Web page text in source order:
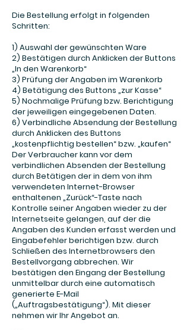
Die Bestellung erfolgt in folgenden
Schritten:
1) Auswahl der gewünschten Ware
2) Bestätigen durch Anklicken der Buttons
„In den Warenkorb“
3) Prüfung der Angaben im Warenkorb
4) Betätigung des Buttons „zur Kasse“
5) Nochmalige Prüfung bzw. Berichtigung
der jeweiligen eingegebenen Daten.
6) Verbindliche Absendung der Bestellung
durch Anklicken des Buttons
„kostenpflichtig bestellen“ bzw. „kaufen“
Der Verbraucher kann vor dem
verbindlichen Absenden der Bestellung
durch Betätigen der in dem von ihm
verwendeten Internet-Browser
enthaltenen „Zurück“-Taste nach
Kontrolle seiner Angaben wieder zu der
Internetseite gelangen, auf der die
Angaben des Kunden erfasst werden und
Eingabefehler berichtigen bzw. durch
Schließen des Internetbrowsers den
Bestellvorgang abbrechen. Wir
bestätigen den Eingang der Bestellung
unmittelbar durch eine automatisch
generierte E-Mail
(„Auftragsbestätigung“). Mit dieser
nehmen wir Ihr Angebot an.